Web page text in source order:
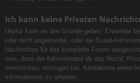
Ich kann keine Privaten
Hierfür kann es drei Gründe geben: Entweder
oder nicht angemeldet, oder die Board-
Nachrichten für das komplette Forum
sein, dass der Administrator dir das Recht,
verschicken, entzogen hat. Kontaktiere einen
Informationen zu erhalten.